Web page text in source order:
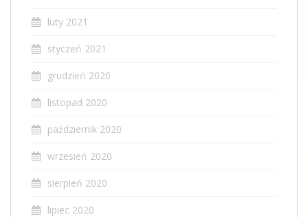
luty 2021
styczeń 2021
grudzień 2020
listopad 2020
październik 2020
wrzesień 2020
sierpień 2020
lipiec 2020